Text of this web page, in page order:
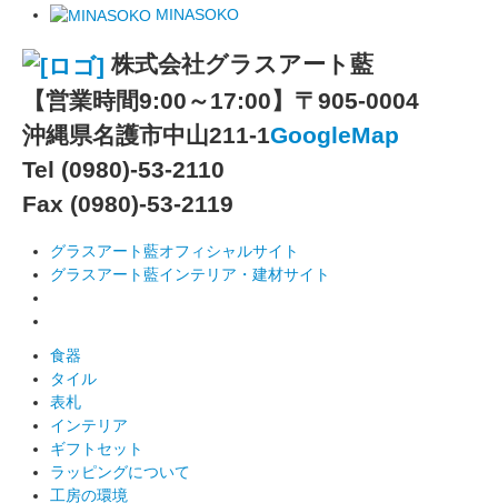
MINASOKO
株式会社グラスアート藍
【営業時間9:00～17:00】 〒905-0004
沖縄県名護市中山211-1GoogleMap
Tel (0980)-53-2110
Fax (0980)-53-2119
グラスアート藍オフィシャルサイト
グラスアート藍インテリア・建材サイト
食器
タイル
表札
インテリア
ギフトセット
ラッピングについて
工房の環境